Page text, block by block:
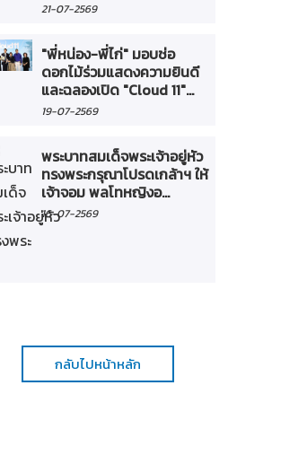
21-07-2569
"พี่หน่อง-พี่ไก่" มอบช่อ
ดอกไม้ร่วมแสดงความยินดี
และฉลองเปิด "Cloud 11"...
19-07-2569
พระบาทสมเด็จพระเจ้าอยู่หัว
ทรงพระกรุณาโปรดเกล้าฯ ให้
เจ้าจอม พลโทหญิงอ...
16-07-2569
กลับไปหน้าหลัก